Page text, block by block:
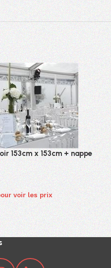
153cm x 153cm + nappe
voir les prix